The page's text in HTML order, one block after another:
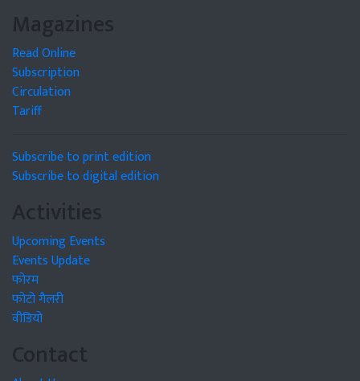
Magazines
Read Online
Subscription
Circulation
Tariff
Subscribe to print edition
Subscribe to digital edition
Activities
Upcoming Events
Events Update
फोरम
फोटो गैलरी
वीडियो
Contact